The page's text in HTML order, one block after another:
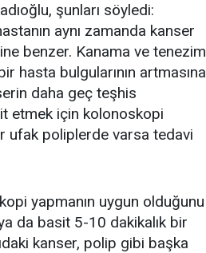
şunları söyledi:
aynı zamanda kanser
benzer. Kanama ve tenezim
hasta bulgularının artmasına
daha geç teşhis
etmek için kolonoskopi
ufak poliplerde varsa tedavi
yapmanın uygun olduğunu
da basit 5-10 dakikalık bir
kanser, polip gibi başka